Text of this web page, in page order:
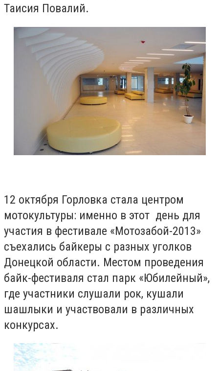
Таисия Повалий.
12 октября Горловка стала центром
мотокультуры: именно в этот день для
участия в фестивале «Мотозабой-2013»
съехались байкеры с разных уголков
Донецкой области. Местом проведения
байк-фестиваля стал парк «Юбилейный»,
где участники слушали рок, кушали
шашлыки и участвовали в различных
конкурсах.